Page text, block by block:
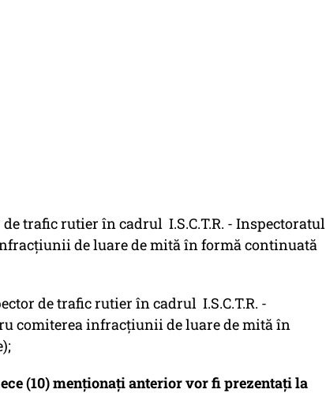
de trafic rutier în cadrul I.S.C.T.R. - Inspectoratul
de luare de mită în formă continuată
de trafic rutier în cadrul I.S.C.T.R. -
comiterea infracțiunii de luare de mită în
(10) menționați anterior vor fi prezentați la